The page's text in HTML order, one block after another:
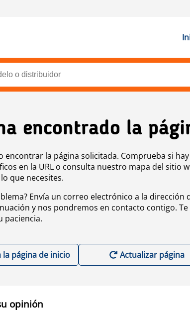
encontrado la
encontrar la página solicitada. Comprueba si hay
en la URL o consulta nuestro mapa del sitio
que necesites.
Envía un correo electrónico a la dirección
y nos pondremos en contacto contigo. Te
paciencia.
la página de inicio Actualizar página
opinión